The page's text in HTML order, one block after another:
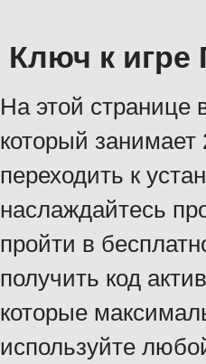
Ключ к
На этой странице
который занимает
переходить к
наслаждайтесь
пройти в
получить код
которые
используйте